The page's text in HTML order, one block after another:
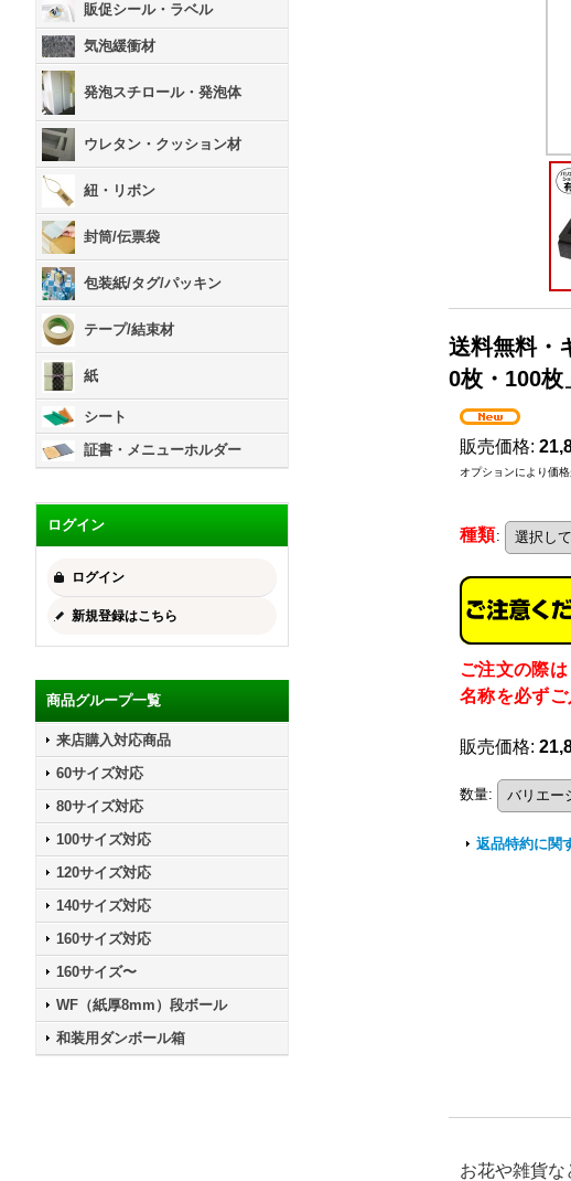
販促シール・ラベル
気泡緩衝材
発泡スチロール・発泡体
ウレタン・クッション材
紐・リボン
封筒/伝票袋
包装紙/タグ/パッキン
テープ/結束材
紙
シート
証書・メニューホルダー
ログイン
ログイン
新規登録はこちら
商品グループ一覧
来店購入対応商品
60サイズ対応
80サイズ対応
100サイズ対応
120サイズ対応
140サイズ対応
160サイズ対応
160サイズ〜
WF（紙厚8mm）段ボール
和装用ダンボール箱
送料無料・
0枚・100枚
販売価格:
オプションにより価
種類:
ご注文の際
名称を必ず
販売価格:
数量:
返品特約に関
お花や雑貨な